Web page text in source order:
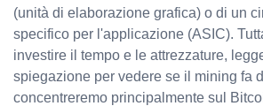
(unità di elaborazione grafica) o di un
specifico per l'applicazione (ASIC).
investire il tempo e le attrezzature,
spiegazione per vedere se il mining fa
concentreremo principalmente sul